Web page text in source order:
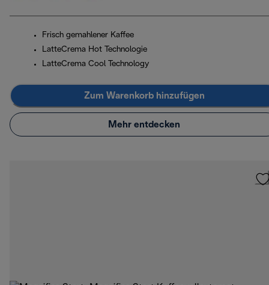
Frisch gemahlener Kaffee
LatteCrema Hot Technologie
LatteCrema Cool Technology
Zum Warenkorb hinzufügen
Mehr entdecken